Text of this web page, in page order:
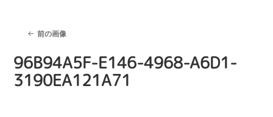
前の画像
96B94A5F-E146-4968-A6D1-
3190EA121A71